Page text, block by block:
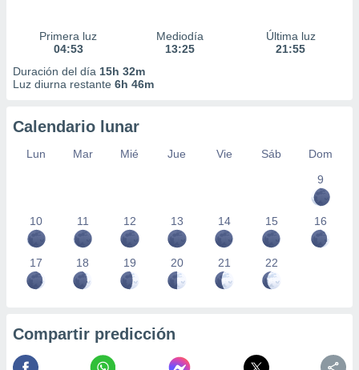
Primera luz
04:53
Mediodía
13:25
Última luz
21:55
Duración del día 15h 32m
Luz diurna restante 6h 46m
Calendario lunar
Lun Mar Mié Jue Vie Sáb
Dom
9
10 11 12 13 14 15 16
17 18 19 20 21 22
Compartir predicción